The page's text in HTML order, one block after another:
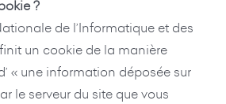
?
de l’Informatique et des
un cookie de la manière
« une information déposée sur
le serveur du site que vous